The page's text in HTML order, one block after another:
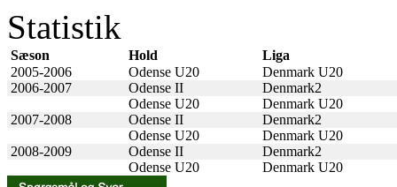
Statistik
Sæson Hold
Liga
2005-2006
Odense U20
Denmark U20
2006-2007
Odense II
Denmark2
Odense U20
Denmark U20
2007-2008
Odense II
Denmark2
Odense U20
Denmark U20
2008-2009
Odense II
Denmark2
Odense U20
Denmark U20